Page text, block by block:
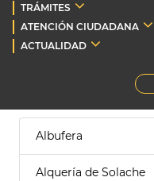
TRÁMITES
ATENCIÓN CIUDADANA
ACTUALIDAD
Albufera
Alquería de Solache